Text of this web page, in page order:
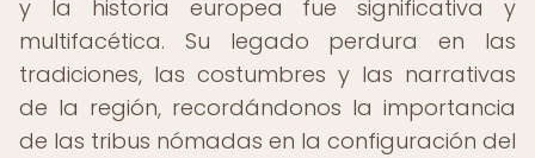
y la historia europea fue significativa y
multifacética. Su legado perdura en las
tradiciones, las costumbres y las narrativas
de la región, recordándonos la importancia
de las tribus nómadas en la configuración del